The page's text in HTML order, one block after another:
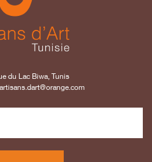
du Lac Biwa, Tunis
artisans.dart@orange.com